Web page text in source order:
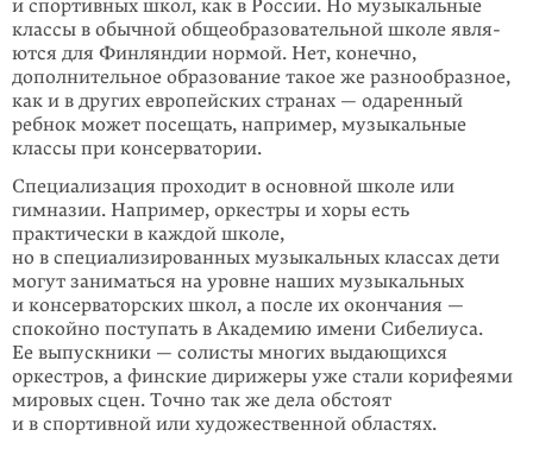
и спортив­ных школ, как в России. Но музыкальные
классы в обычной общеобразовательной школе явля­
ются для Финляндии нормой. Нет, конечно,
дополнительное образование такое же разнообразное,
как и в других европейских странах — одаренный
ребнок может посещать, например, музыкальные
классы при консерватории.
Специализация проходит в основной школе или
гимназии. Например, оркестры и хоры есть
практически в каждой школе,
но в специализированных музыкальных классах дети
могут заниматься на уровне наших музы­кальных
и консерваторских школ, а после их окончания —
спокойно поступать в Ака­демию имени Сибелиуса.
Ее выпускники — солисты многих выдающихся
оркестров, а финские дири­жеры уже стали корифеями
мировых сцен. Точно так же дела обстоят
и в спортивной или художественной областях.